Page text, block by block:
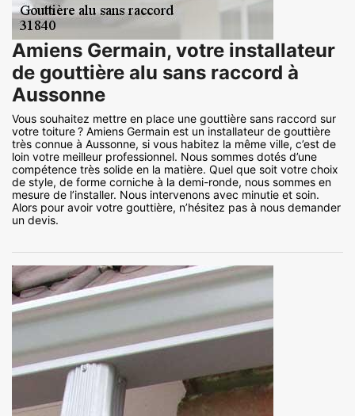
Amiens Germain, votre installateur
de gouttière alu sans raccord à
Aussonne
Vous souhaitez mettre en place une gouttière sans raccord sur
votre toiture ? Amiens Germain est un installateur de gouttière
très connue à Aussonne, si vous habitez la même ville, c’est de
loin votre meilleur professionnel. Nous sommes dotés d’une
compétence très solide en la matière. Quel que soit votre choix
de style, de forme corniche à la demi-ronde, nous sommes en
mesure de l’installer. Nous intervenons avec minutie et soin.
Alors pour avoir votre gouttière, n’hésitez pas à nous demander
un devis.